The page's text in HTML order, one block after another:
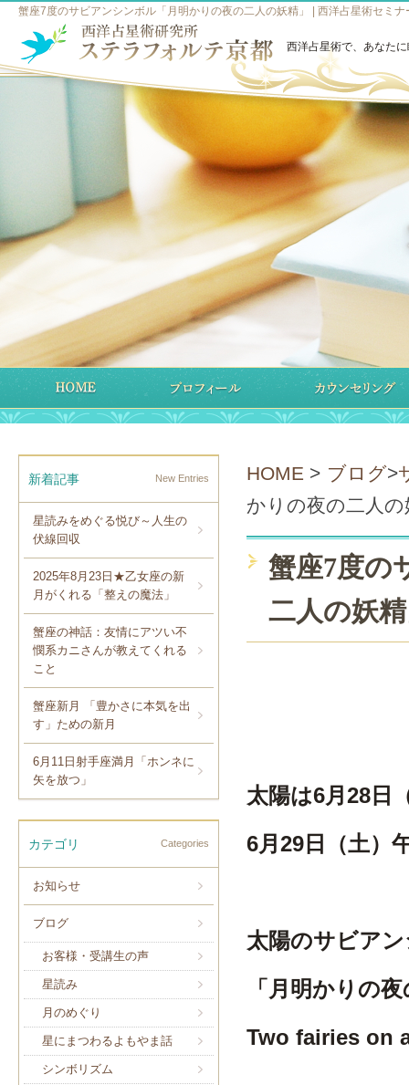
蟹座7度のサビアンシンボル「月明かりの夜の二人の妖精」 | 西洋占星術セミ
西洋占星術で、あなた
新着記事 New Entries
星読みをめぐる悦び～人生の
伏線回収
2025年8月23日★乙女座の新
月がくれる「整えの魔法」
蟹座の神話：友情にアツい不
憫系カニさんが教えてくれる
こと
蟹座新月 「豊かさに本気を出
す」ための新月
6月11日射手座満月「ホンネに
矢を放つ」
カテゴリ Categories
お知らせ
ブログ
お客様・受講生の声
星読み
月のめぐり
星にまつわるよもやま話
シンボリズム
HOME > ブログ>
かりの夜の二人の
蟹座7度の
二人の妖
太陽は6月28日
6月29日（土）
太陽のサビア
「月明かりの
Two fairies on